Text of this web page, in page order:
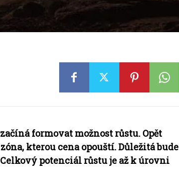
formovat možnost růstu. Opět
kterou cena opouští. Důležitá bude
Celkový potenciál růstu je až k úrovni